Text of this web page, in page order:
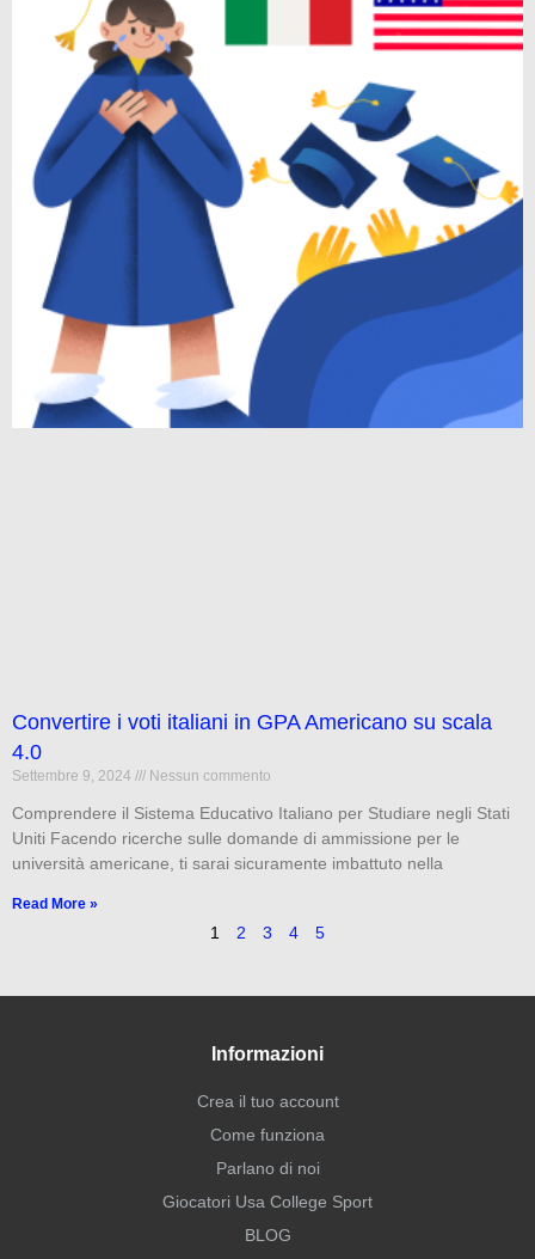
Convertire i voti italiani in GPA Americano su scala
4.0
Settembre 9, 2024 Nessun commento
Comprendere il Sistema Educativo Italiano per Studiare negli Stati
Uniti Facendo ricerche sulle domande di ammissione per le
università americane, ti sarai sicuramente imbattuto nella
Read More »
1 2 3 4 5
Informazioni
Crea il tuo account
Come funziona
Parlano di noi
Giocatori Usa College Sport
BLOG